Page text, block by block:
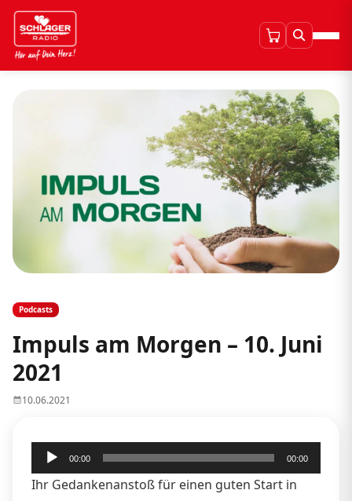
Podcasts
Impuls am Morgen – 10. Juni
2021
10.06.2021
Audio-
Player
00:00 00:00
Ihr Gedankenanstoß für einen guten Start in